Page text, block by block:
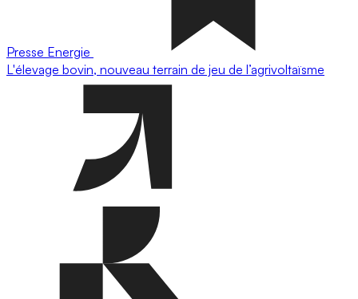
Presse Energie
L'élevage bovin, nouveau terrain de jeu de l’agrivoltaïsme